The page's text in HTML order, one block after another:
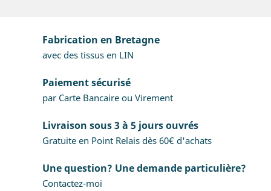
Fabrication en Bretagne
avec des tissus en LIN
Paiement sécurisé
par Carte Bancaire ou Virement
Livraison sous 3 à 5 jours ouvrés
Gratuite en Point Relais dès 60€ d'achats
Une question? Une demande particulière?
Contactez-moi